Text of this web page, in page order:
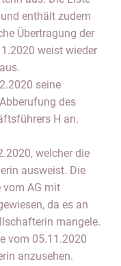
enthält zudem
Übertragung der
weist wieder
seine
des
H an.
welcher die
ausweist. Die
vom AG mit
da es an
mangele.
vom 05.11.2020
anzusehen.